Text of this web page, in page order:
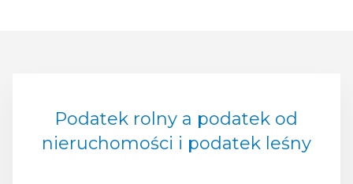
Podatek rolny a podatek od
nieruchomości i podatek leśny